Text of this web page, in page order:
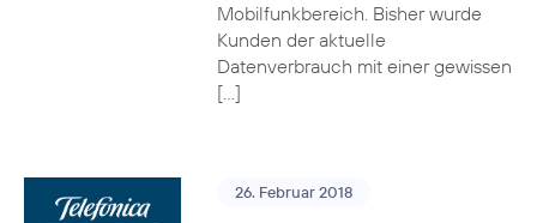
Mobilfunkbereich. Bisher wurde
Kunden der aktuelle
Datenverbrauch mit einer gewissen
[…]
26. Februar 2018